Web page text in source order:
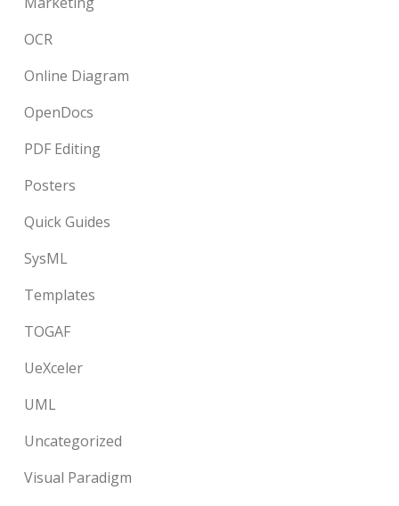
OCR
Online Diagram
OpenDocs
PDF Editing
Posters
Quick Guides
SysML
Templates
TOGAF
UeXceler
UML
Uncategorized
Visual Paradigm